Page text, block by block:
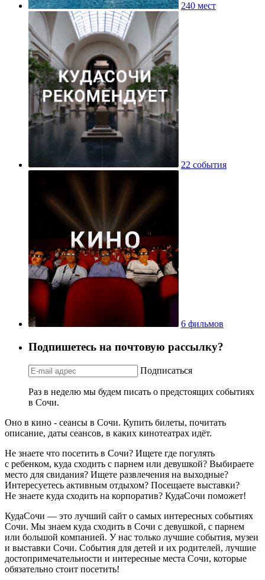
240 мест
22 события
6 фильмов
Подпишетесь на почтовую рассылку?
Подписаться
Раз в неделю мы будем писать о предстоящих событиях
в Сочи.
Оно в кино - сеансы в Сочи. Купить билеты, почитать
описание, даты сеансов, в каких кинотеатрах идёт.
Не знаете что посетить в Сочи? Ищете где погулять
с ребенком, куда сходить с парнем или девушкой? Выбираете
место для свидания? Ищете развлечения на выходные?
Интересуетесь активным отдыхом? Посещаете выставки?
Не знаете куда сходить на корпоратив? КудаСочи поможет!
КудаСочи — это лучший сайт о самых интересных событиях
Сочи. Мы знаем куда сходить в Сочи с девушкой, с парнем
или большой компанией. У нас только лучшие события, музеи
и выставки Сочи. События для детей и их родителей, лучшие
достопримечательности и интересные места Сочи, которые
обязательно стоит посетить!